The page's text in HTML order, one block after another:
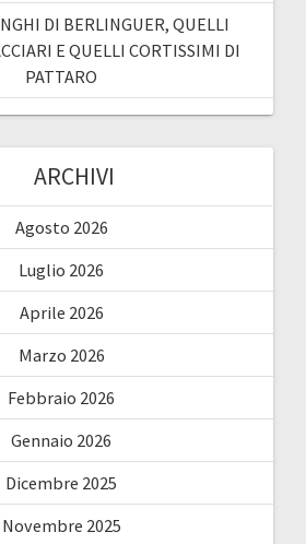
DI BERLINGUER, QUELLI
E QUELLI CORTISSIMI DI
PATTARO
ARCHIVI
Agosto 2026
Luglio 2026
Aprile 2026
Marzo 2026
Febbraio 2026
Gennaio 2026
Dicembre 2025
Novembre 2025